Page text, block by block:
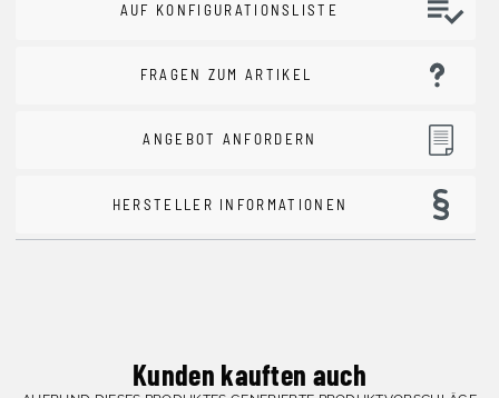
AUF KONFIGURATIONSLISTE
FRAGEN ZUM ARTIKEL
ANGEBOT ANFORDERN
HERSTELLER INFORMATIONEN
Kunden kauften auch